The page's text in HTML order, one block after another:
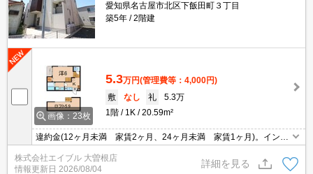
愛知県名古屋市北区下飯田町３丁目
築5年
2階建
画像：23枚
5.3万円(管理費等：4,000円)
敷
なし 礼
5.3万
1階
1K 20.59m²
違約金(12ヶ月未満 家賃2ヶ月、24ヶ月未満 家賃1ヶ月)。インタ
ーネット初期費用16,500円。退室時清掃料44,000円。インターネッ
ト無料。
株式会社エイブル 大曽根店
情報更新日 2026/08/04
詳細を見る